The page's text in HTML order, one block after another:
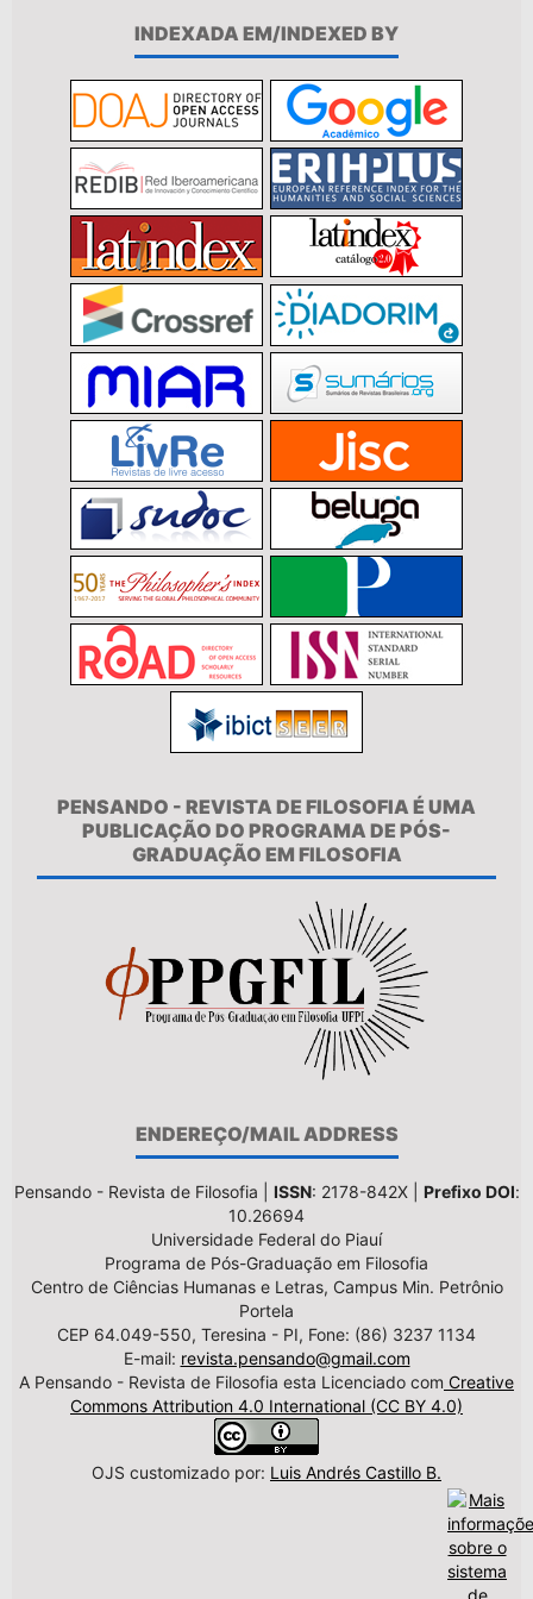
INDEXADA EM/INDEXED BY
PENSANDO - REVISTA DE FILOSOFIA É UMA
PUBLICAÇÃO DO PROGRAMA DE PÓS-
GRADUAÇÃO EM FILOSOFIA
ENDEREÇO/MAIL ADDRESS
Pensando - Revista de Filosofia | ISSN: 2178-842X | Prefixo DOI:
10.26694
Universidade Federal do Piauí
Programa de Pós-Graduação em Filosofia
Centro de Ciências Humanas e Letras, Campus Min. Petrônio
Portela
CEP 64.049-550, Teresina - PI, Fone: (86) 3237 1134
E-mail: revista.pensando@gmail.com
A Pensando - Revista de Filosofia esta Licenciado com Creative
Commons Attribution 4.0 International (CC BY 4.0)
OJS customizado por: Luis Andrés Castillo B.